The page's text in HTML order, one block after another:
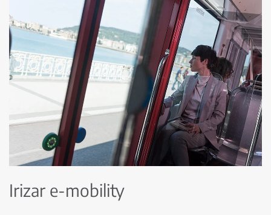
Irizar e-mobility